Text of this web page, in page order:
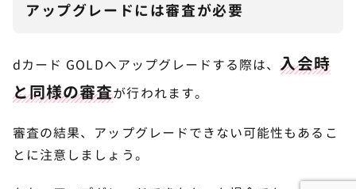
アップグレードには審査が必要
dカード GOLDへアップグレードする際は、入会時
と同様の審査が行われます。
審査の結果、アップグレードできない可能性もあるこ
とに注意しましょう。